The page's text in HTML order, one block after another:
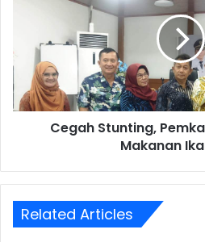
Paket
Lele
Cegah Stunting,
Makanan
Related Articles